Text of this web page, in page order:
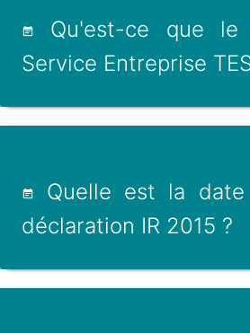
Qu'est-ce que le
Service Entreprise
Quelle est la
déclaration IR 2015 ?